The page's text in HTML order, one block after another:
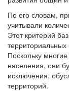
По его словам,
учитывали
Этот критерий
Поскольку
населения, они
исключения,
территорий.